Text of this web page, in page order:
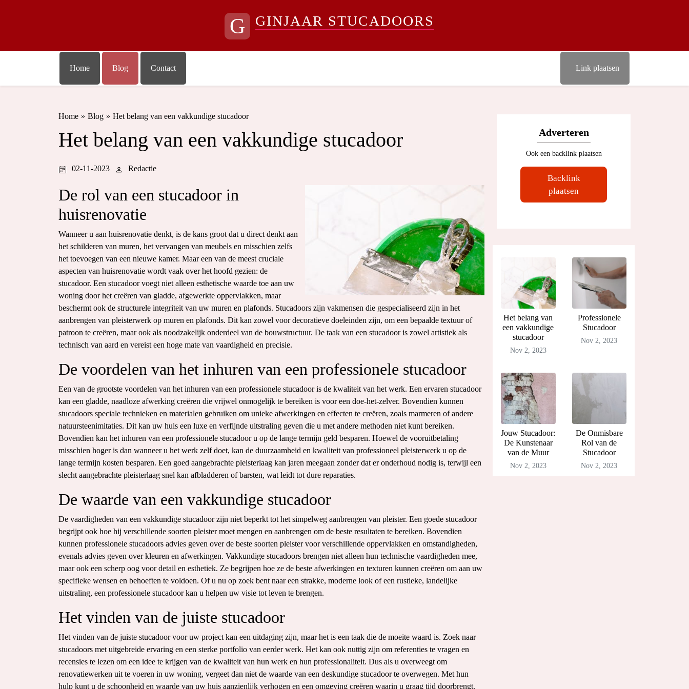
G GINJAAR STUCADOORS
Home Blog Contact Link plaatsen
Home » Blog » Het belang van een vakkundige stucadoor
Het belang van een vakkundige stucadoor
02-11-2023 Redactie
De rol van een stucadoor in
huisrenovatie
Wanneer u aan huisrenovatie denkt, is de kans groot dat u direct denkt aan
het schilderen van muren, het vervangen van meubels en misschien zelfs
het toevoegen van een nieuwe kamer. Maar een van de meest cruciale
aspecten van huisrenovatie wordt vaak over het hoofd gezien: de
stucadoor. Een stucadoor voegt niet alleen esthetische waarde toe aan uw
woning door het creëren van gladde, afgewerkte oppervlakken, maar
beschermt ook de structurele integriteit van uw muren en plafonds. Stucadoors zijn vakmensen die gespecialiseerd zijn in het
aanbrengen van pleisterwerk op muren en plafonds. Dit kan zowel voor decoratieve doeleinden zijn, om een bepaalde textuur of
patroon te creëren, maar ook als noodzakelijk onderdeel van de bouwstructuur. De taak van een stucadoor is zowel artistiek als
technisch van aard en vereist een hoge mate van vaardigheid en precisie.
De voordelen van het inhuren van een professionele stucadoor
Een van de grootste voordelen van het inhuren van een professionele stucadoor is de kwaliteit van het werk. Een ervaren stucadoor
kan een gladde, naadloze afwerking creëren die vrijwel onmogelijk te bereiken is voor een doe-het-zelver. Bovendien kunnen
stucadoors speciale technieken en materialen gebruiken om unieke afwerkingen en effecten te creëren, zoals marmeren of andere
natuursteenimitaties. Dit kan uw huis een luxe en verfijnde uitstraling geven die u met andere methoden niet kunt bereiken.
Bovendien kan het inhuren van een professionele stucadoor u op de lange termijn geld besparen. Hoewel de vooruitbetaling
misschien hoger is dan wanneer u het werk zelf doet, kan de duurzaamheid en kwaliteit van professioneel pleisterwerk u op de
lange termijn kosten besparen. Een goed aangebrachte pleisterlaag kan jaren meegaan zonder dat er onderhoud nodig is, terwijl een
slecht aangebrachte pleisterlaag snel kan afbladderen of barsten, wat leidt tot dure reparaties.
De waarde van een vakkundige stucadoor
De vaardigheden van een vakkundige stucadoor zijn niet beperkt tot het simpelweg aanbrengen van pleister. Een goede stucadoor
begrijpt ook hoe hij verschillende soorten pleister moet mengen en aanbrengen om de beste resultaten te bereiken. Bovendien
kunnen professionele stucadoors advies geven over de beste soorten pleister voor verschillende oppervlakken en omstandigheden,
evenals advies geven over kleuren en afwerkingen. Vakkundige stucadoors brengen niet alleen hun technische vaardigheden mee,
maar ook een scherp oog voor detail en esthetiek. Ze begrijpen hoe ze de beste afwerkingen en texturen kunnen creëren om aan uw
specifieke wensen en behoeften te voldoen. Of u nu op zoek bent naar een strakke, moderne look of een rustieke, landelijke
uitstraling, een professionele stucadoor kan u helpen uw visie tot leven te brengen.
Het vinden van de juiste stucadoor
Het vinden van de juiste stucadoor voor uw project kan een uitdaging zijn, maar het is een taak die de moeite waard is. Zoek naar
stucadoors met uitgebreide ervaring en een sterke portfolio van eerder werk. Het kan ook nuttig zijn om referenties te vragen en
recensies te lezen om een idee te krijgen van de kwaliteit van hun werk en hun professionaliteit. Dus als u overweegt om
renovatiewerken uit te voeren in uw woning, vergeet dan niet de waarde van een deskundige stucadoor te overwegen. Met hun
hulp kunt u de schoonheid en waarde van uw huis aanzienlijk verhogen en een omgeving creëren waarin u graag tijd doorbrengt.
Adverteren
Ook een backlink plaatsen
Backlink
plaatsen
Het belang van
een vakkundige
stucadoor
Nov 2, 2023
Professionele
Stucadoor
Nov 2, 2023
Jouw Stucadoor:
De Kunstenaar
van de Muur
Nov 2, 2023
De Onmisbare
Rol van de
Stucadoor
Nov 2, 2023